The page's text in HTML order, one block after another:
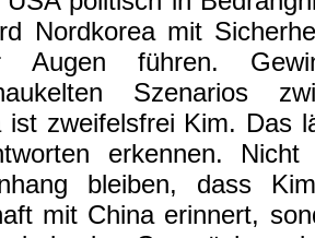
Nordkorea mit
Augen führen.
Szenarios
ist zweifelsfrei Kim. Das
erkennen.
bleiben, dass
mit China erinnert,